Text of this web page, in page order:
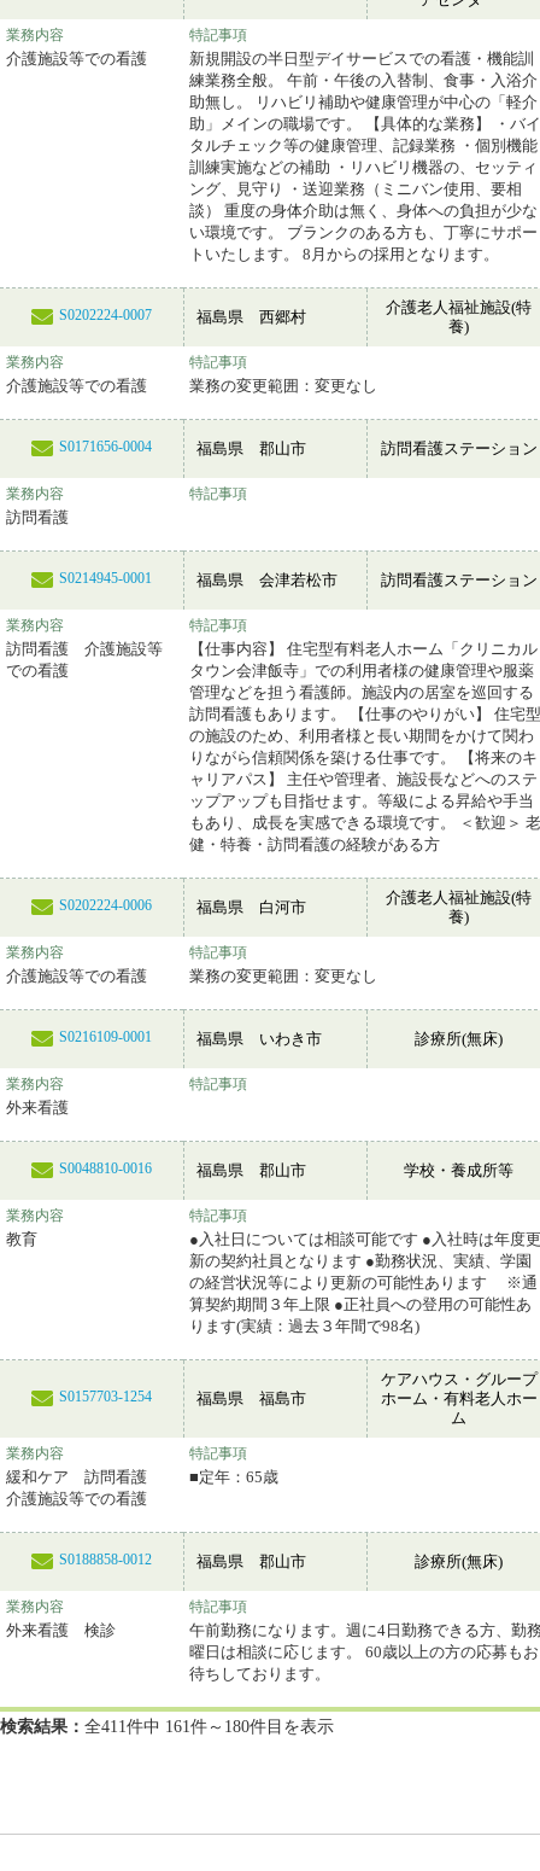
業務内容
介護施設等での看護
特記事項
新規開設の半日型デイサービスでの看護・機能訓
練業務全般。 午前・午後の入替制、食事・入浴介
助無し。 リハビリ補助や健康管理が中心の「軽介
助」メインの職場です。 【具体的な業務】 ・バイ
タルチェック等の健康管理、記録業務 ・個別機能
訓練実施などの補助 ・リハビリ機器の、セッティ
ング、見守り ・送迎業務（ミニバン使用、要相
談） 重度の身体介助は無く、身体への負担が少な
い環境です。 ブランクのある方も、丁寧にサポー
トいたします。 8月からの採用となります。
S0202224-0007 福島県 西郷村
介護老人福祉施設(特
養)
業務内容
介護施設等での看護
特記事項
業務の変更範囲：変更なし
S0171656-0004 福島県 郡山市 訪問看護ステーション
業務内容
訪問看護
特記事項
S0214945-0001 福島県 会津若松市 訪問看護ステーション
業務内容
訪問看護 介護施設等
での看護
特記事項
【仕事内容】 住宅型有料老人ホーム「クリニカル
タウン会津飯寺」での利用者様の健康管理や服薬
管理などを担う看護師。施設内の居室を巡回する
訪問看護もあります。 【仕事のやりがい】 住宅型
の施設のため、利用者様と長い期間をかけて関わ
りながら信頼関係を築ける仕事です。 【将来のキ
ャリアパス】 主任や管理者、施設長などへのステ
ップアップも目指せます。等級による昇給や手当
もあり、成長を実感できる環境です。 ＜歓迎＞ 老
健・特養・訪問看護の経験がある方
S0202224-0006 福島県 白河市
介護老人福祉施設(特
養)
業務内容
介護施設等での看護
特記事項
業務の変更範囲：変更なし
S0216109-0001 福島県 いわき市 診療所(無床)
業務内容
外来看護
特記事項
S0048810-0016 福島県 郡山市 学校・養成所等
業務内容
教育
特記事項
●入社日については相談可能です ●入社時は年度更
新の契約社員となります ●勤務状況、実績、学園
の経営状況等により更新の可能性あります ※通
算契約期間３年上限 ●正社員への登用の可能性あ
ります(実績：過去３年間で98名)
S0157703-1254 福島県 福島市
ケアハウス・グループ
ホーム・有料老人ホー
ム
業務内容
緩和ケア 訪問看護
介護施設等での看護
特記事項
■定年：65歳
S0188858-0012 福島県 郡山市 診療所(無床)
業務内容
外来看護 検診
特記事項
午前勤務になります。週に4日勤務できる方、勤
曜日は相談に応じます。 60歳以上の方の応募もお
待ちしております。
検索結果： 全411件中 161件～180件目を表示